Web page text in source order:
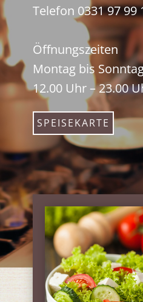
Telefon 0331 97 99
Öffnungszeiten
Montag bis
12.00 Uhr – 23.00
SPEISEKARTE